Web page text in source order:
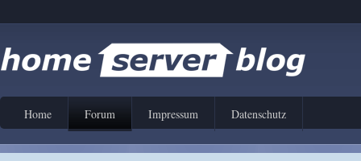
Home Forum Impressum Datenschutz